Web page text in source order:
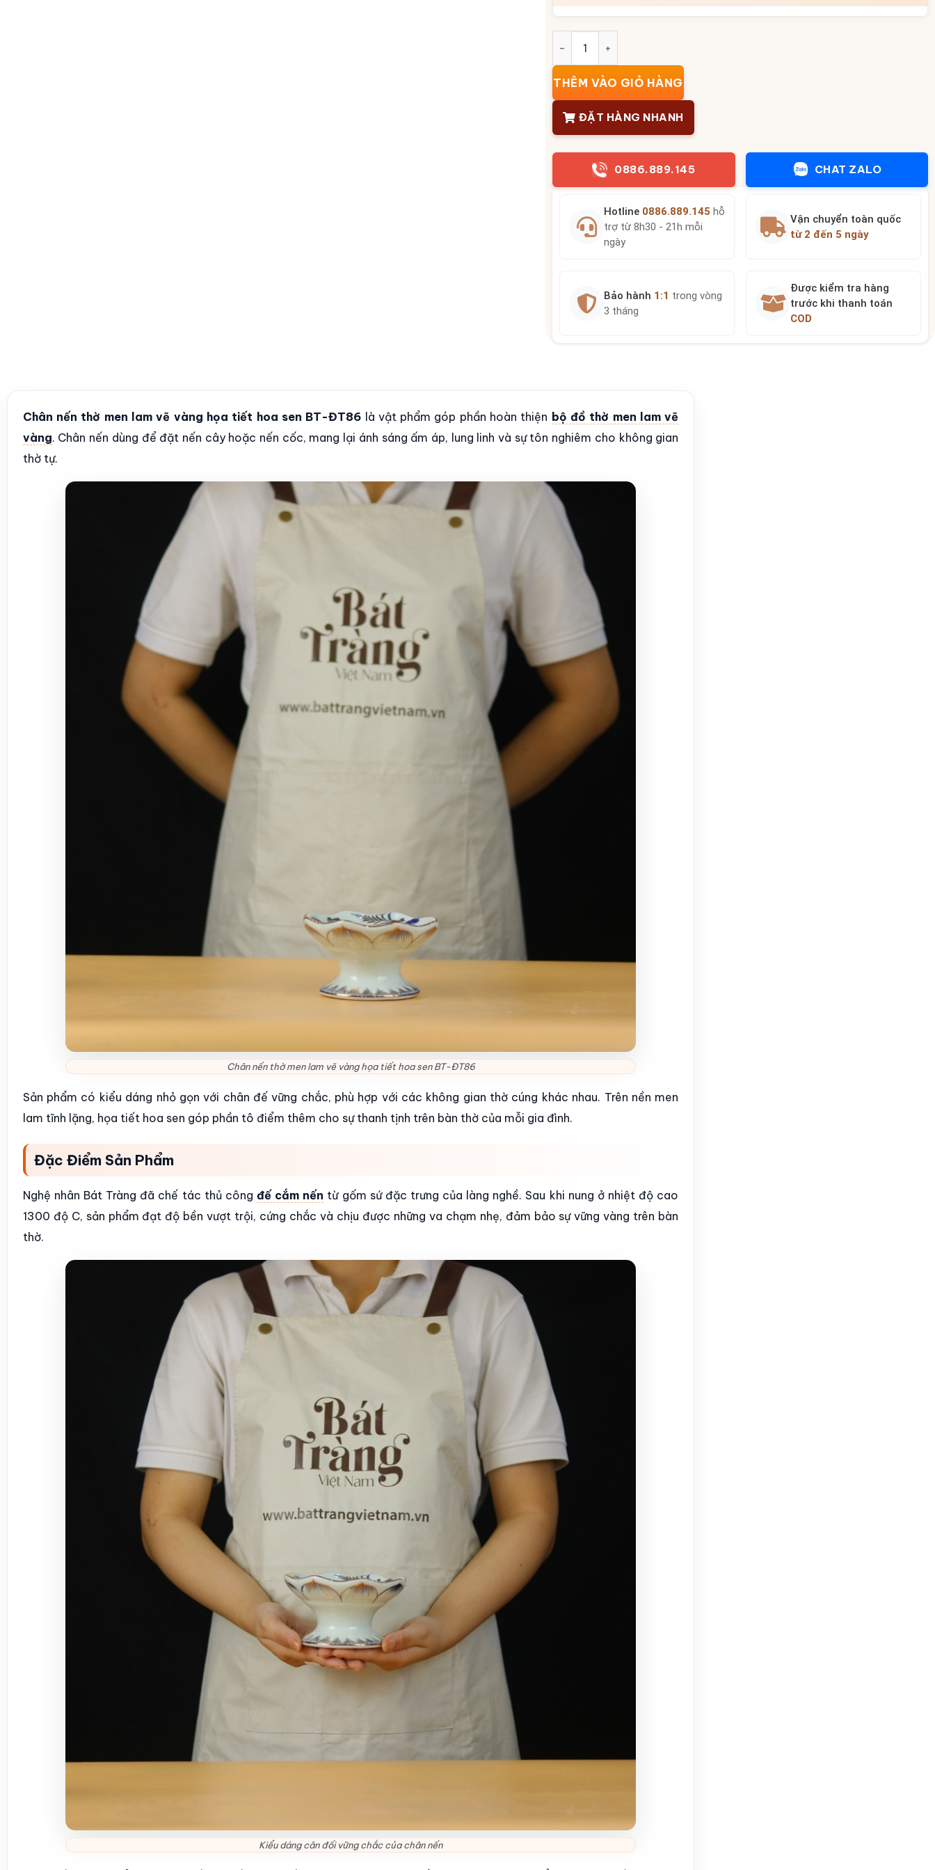
THÊM VÀO GIỎ HÀNG
ĐẶT HÀNG NHANH
0886.889.145 CHAT ZALO
Hotline 0886.889.145 hỗ
trợ từ 8h30 - 21h mỗi
ngày
Vận chuyển toàn quốc
từ 2 đến 5 ngày
Bảo hành 1:1 trong vòng
3 tháng
Được kiểm tra hàng
trước khi thanh toán
COD
Chân nến thờ men lam vẽ vàng họa tiết hoa sen BT-ĐT86 là vật phẩm góp phần hoàn thiện bộ đồ thờ men lam vẽ
vàng. Chân nến dùng để đặt nến cây hoặc nến cốc, mang lại ánh sáng ấm áp, lung linh và sự tôn nghiêm cho không gian
thờ tự.
Chân nến thờ men lam vẽ vàng họa tiết hoa sen BT-ĐT86
Sản phẩm có kiểu dáng nhỏ gọn với chân đế vững chắc, phù hợp với các không gian thờ cúng khác nhau. Trên nền men
lam tĩnh lặng, họa tiết hoa sen góp phần tô điểm thêm cho sự thanh tịnh trên bàn thờ của mỗi gia đình.
Đặc Điểm Sản Phẩm
Nghệ nhân Bát Tràng đã chế tác thủ công đế cắm nến từ gốm sứ đặc trưng của làng nghề. Sau khi nung ở nhiệt độ cao
1300 độ C, sản phẩm đạt độ bền vượt trội, cứng chắc và chịu được những va chạm nhẹ, đảm bảo sự vững vàng trên bàn
thờ.
Kiểu dáng cân đối vững chắc của chân nến